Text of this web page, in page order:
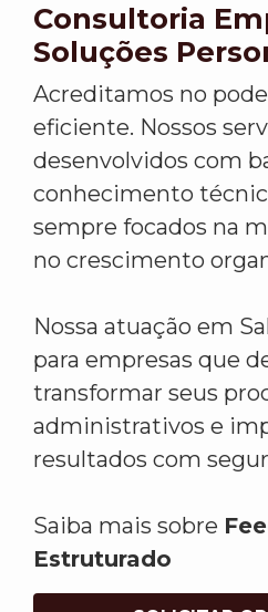
Consultoria
Soluções
Acreditamos no
eficiente. Nossos
desenvolvidos com
conhecimento
sempre focados na
no crescimento
Nossa atuação em
para empresas que
transformar seus
administrativos e
resultados com
Saiba mais sobre
Estruturado